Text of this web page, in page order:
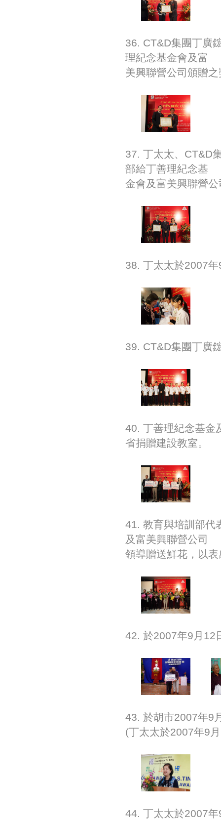
36. CT&D集團丁廣
理紀念基金會及富
美興聯營公司頒贈
37. 丁太太、CT&D
部給丁善理紀念基
金會及富美興聯營
38. 丁太太於2007
39. CT&D集團丁廣
40. 丁善理紀念基金
省捐贈建設教室。
41. 教育與培訓部代
及富美興聯營公司
領導贈送鮮花，以
42. 於2007年9月12
43. 於胡市2007年9
(丁太太於2007年9
44. 丁太太於2007